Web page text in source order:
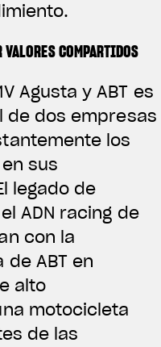
COMPARTIDOS
Agusta y ABT es
de dos empresas
los
sus
legado de
ADN racing de
con la
ABT en
alto
motocicleta
de las